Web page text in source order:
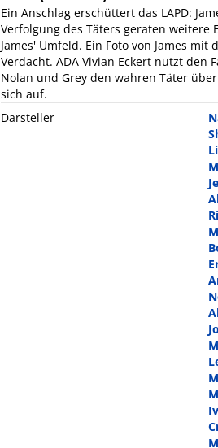
Ein Anschlag erschüttert das LAPD:
Verfolgung des Täters geraten
James' Umfeld. Ein Foto von James
Verdacht. ADA Vivian Eckert nutzt
Nolan und Grey den wahren Täter
sich auf.
Darsteller